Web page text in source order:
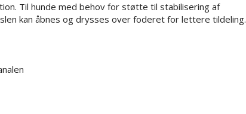
Til hunde med behov for støtte til stabilisering af
kan åbnes og drysses over foderet for lettere tildeling.